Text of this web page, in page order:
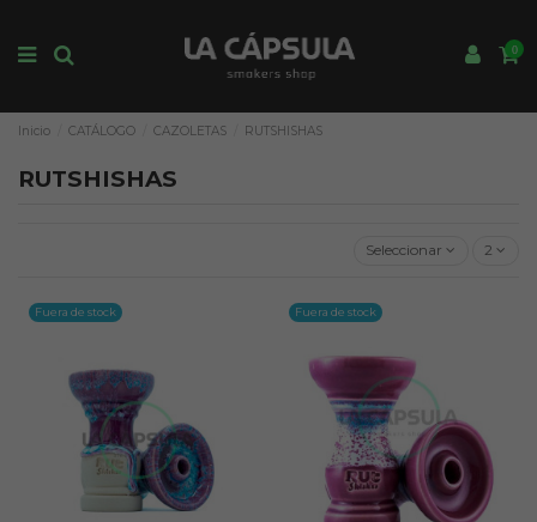
0
Inicio CATÁLOGO CAZOLETAS RUTSHISHAS
RUTSHISHAS
Seleccionar 2
Fuera de stock Fuera de stock